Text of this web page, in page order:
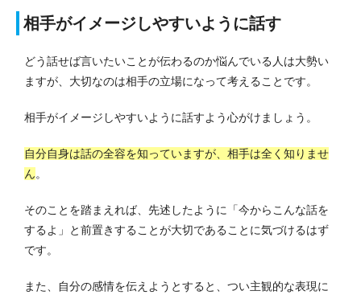
相手がイメージしやすいように話す
どう話せば言いたいことが伝わるのか悩んでいる人は大勢い
ますが、大切なのは相手の立場になって考えることです。
相手がイメージしやすいように話すよう心がけましょう。
自分自身は話の全容を知っていますが、相手は全く知りませ
ん。
そのことを踏まえれば、先述したように「今からこんな話を
するよ」と前置きすることが大切であることに気づけるはず
です。
また、自分の感情を伝えようとすると、つい主観的な表現に